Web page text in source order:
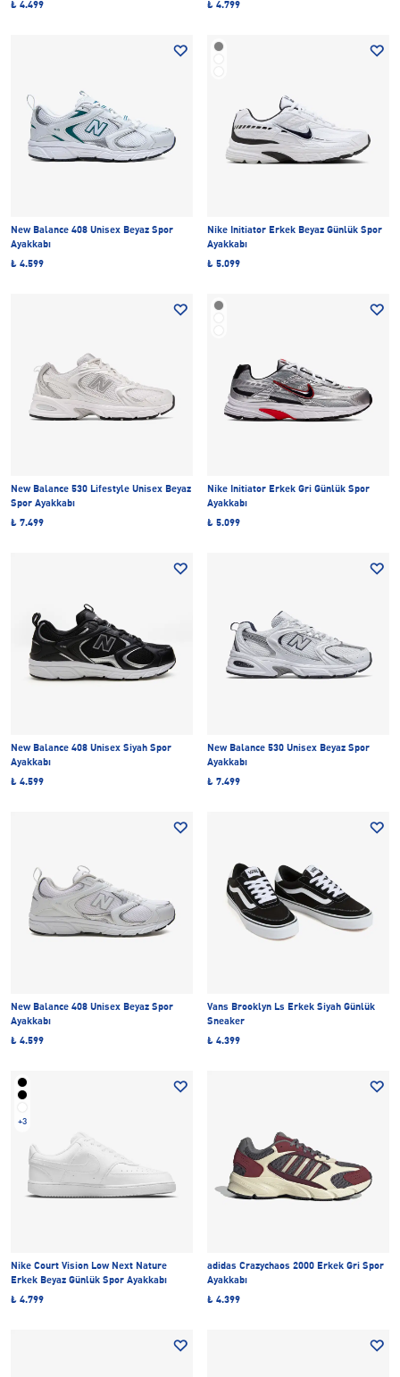
₺ 4.499
₺ 4.799
New Balance 408 Unisex Beyaz Spor
Ayakkabı
₺ 4.599
Nike Initiator Erkek Beyaz Günlük Spor
Ayakkabı
₺ 5.099
New Balance 530 Lifestyle Unisex Beyaz
Spor Ayakkabı
₺ 7.499
Nike Initiator Erkek Gri Günlük Spor
Ayakkabı
₺ 5.099
New Balance 408 Unisex Siyah Spor
Ayakkabı
₺ 4.599
New Balance 530 Unisex Beyaz Spor
Ayakkabı
₺ 7.499
New Balance 408 Unisex Beyaz Spor
Ayakkabı
₺ 4.599
Vans Brooklyn Ls Erkek Siyah Günlük
Sneaker
₺ 4.399
+3
Nike Court Vision Low Next Nature
Erkek Beyaz Günlük Spor Ayakkabı
₺ 4.799
adidas Crazychaos 2000 Erkek Gri Spor
Ayakkabı
₺ 4.399